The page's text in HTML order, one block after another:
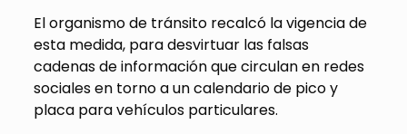
El organismo de tránsito recalcó la vigencia de
esta medida, para desvirtuar las falsas
cadenas de información que circulan en redes
sociales en torno a un calendario de pico y
placa para vehículos particulares.